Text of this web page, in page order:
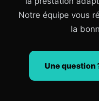
Notre équipe vous
la
Une question